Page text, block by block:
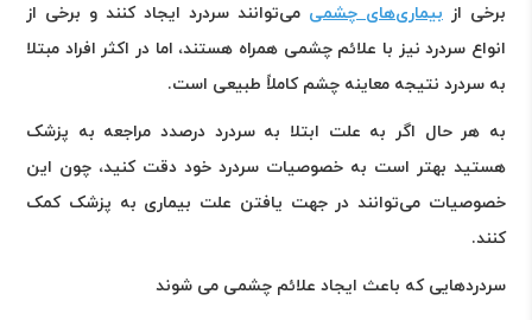
برخی از بیماری‌های چشمی می‌توانند سردرد ایجاد کنند و برخی از
انواع سردرد نیز با علائم چشمی همراه هستند، اما در اکثر افراد مبتلا
به سردرد نتیجه معاینه چشم کاملاً طبیعی است.
به هر حال اگر به علت ابتلا به سردرد درصدد مراجعه به پزشک
هستید بهتر است به خصوصیات سردرد خود دقت کنید، چون این
خصوصیات می‌توانند در جهت یافتن علت بیماری به پزشک کمک
کنند.
سردردهایی که باعث ایجاد علائم چشمی می شوند